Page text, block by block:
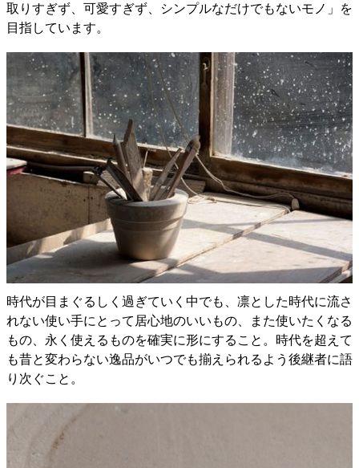
取りすぎず、可愛すぎず、シンプルなだけでもないモノ」を
目指しています。
時代が目まぐるしく過ぎていく中でも、凛とした時代に流さ
れない使い手にとって居心地のいいもの、また使いたくなる
もの、永く使えるものを確実に形にすること。時代を超えて
も昔と変わらない逸品がいつでも揃えられるよう後継者に語
り次ぐこと。